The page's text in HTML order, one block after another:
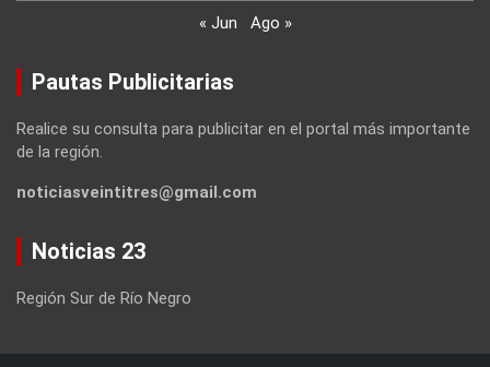
« Jun
Ago »
Pautas Publicitarias
Realice su consulta para publicitar en el portal más importante
de la región.
noticiasveintitres@gmail.com
Noticias 23
Región Sur de Río Negro